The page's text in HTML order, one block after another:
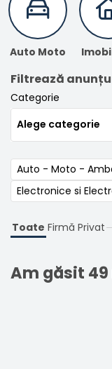
Auto Moto
Filtrează
Categorie
Auto - Moto -
Electronice si
Toate Firmă Privat
Am găsit